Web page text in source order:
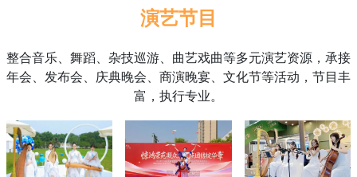
演艺节目
整合音乐、舞蹈、杂技巡游、曲艺戏曲等多元演艺资源，承接
年会、发布会、庆典晚会、商演晚宴、文化节等活动，节目丰
富，执行专业。